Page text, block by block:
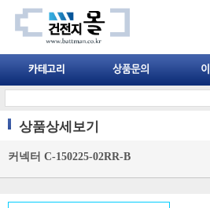
상품상세보기
커넥터 C-150225-02RR-B